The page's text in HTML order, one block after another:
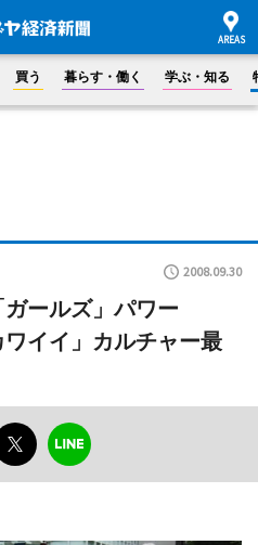
買う 暮らす・働く 学ぶ・知る
2008.09.30
ールズ」パワー
イイ」カルチャー最